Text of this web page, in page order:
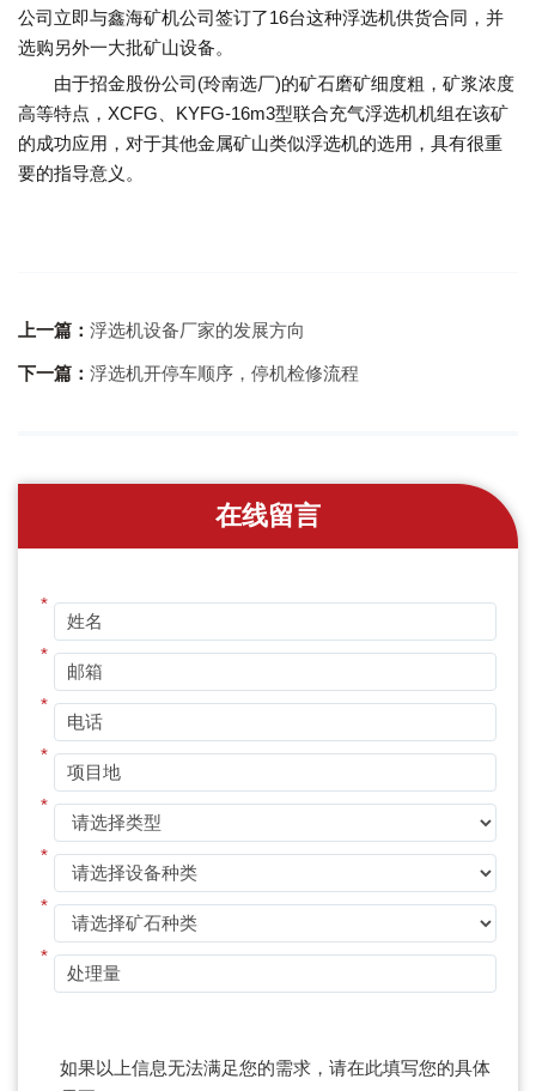
公司立即与鑫海矿机公司签订了16台这种浮选机供货合同，并
选购另外一大批矿山设备。
由于招金股份公司(玲南选厂)的矿石磨矿细度粗，矿浆浓度
高等特点，XCFG、KYFG-16m3型联合充气浮选机机组在该矿
的成功应用，对于其他金属矿山类似浮选机的选用，具有很重
要的指导意义。
上一篇： 浮选机设备厂家的发展方向
下一篇： 浮选机开停车顺序，停机检修流程
在线留言
*
*
*
*
*
*
*
*
如果以上信息无法满足您的需求，请在此填写您的具体